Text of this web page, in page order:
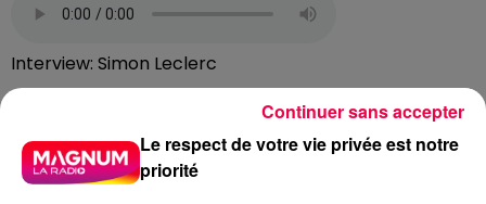
Interview: Simon Leclerc
QUEL FINANCEMENT ?
Le financement, d'un montant de 60 millions d'euros
par an, est exclusivement pris en charge par le
Le respect de votre vie privée est notre
priorité
Continuer sans accepter